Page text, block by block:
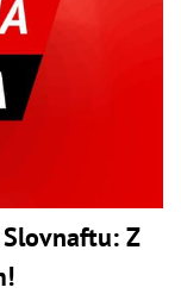
Slovnaftu: Z